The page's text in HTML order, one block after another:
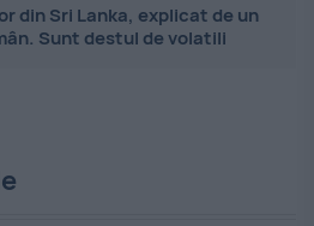
din Sri Lanka, explicat de un
Sunt destul de volatili